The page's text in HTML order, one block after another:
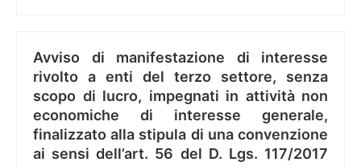
Avviso di manifestazione di interesse
rivolto a enti del terzo settore, senza
scopo di lucro, impegnati in attività non
economiche di interesse generale,
finalizzato alla stipula di una convenzione
ai sensi dell’art. 56 del D. Lgs. 117/2017